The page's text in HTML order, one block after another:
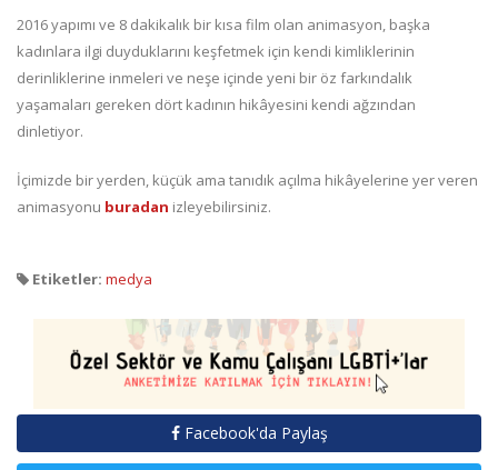
2016 yapımı ve 8 dakikalık bir kısa film olan animasyon, başka
kadınlara ilgi duyduklarını keşfetmek için kendi kimliklerinin
derinliklerine inmeleri ve neşe içinde yeni bir öz farkındalık
yaşamaları gereken dört kadının hikâyesini kendi ağzından
dinletiyor.
İçimizde bir yerden, küçük ama tanıdık açılma hikâyelerine yer veren
animasyonu buradan izleyebilirsiniz.
Etiketler: medya
Facebook'da Paylaş